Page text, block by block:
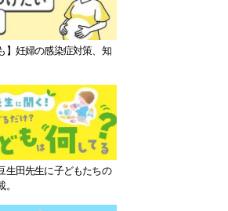
】妊婦の感染症対策、知
生田先生に子どもたちの